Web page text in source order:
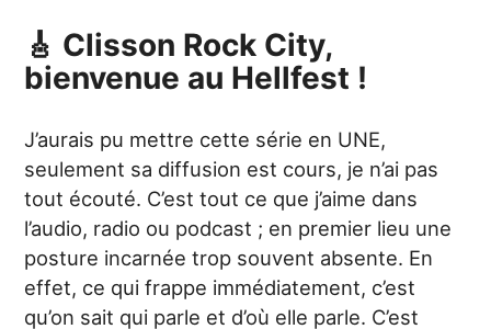
🎸 Clisson Rock City,
bienvenue au Hellfest !
J’aurais pu mettre cette série en UNE,
seulement sa diffusion est cours, je n’ai pas
tout écouté. C’est tout ce que j’aime dans
l’audio, radio ou podcast ; en premier lieu une
posture incarnée trop souvent absente. En
effet, ce qui frappe immédiatement, c’est
qu’on sait qui parle et d’où elle parle. C’est